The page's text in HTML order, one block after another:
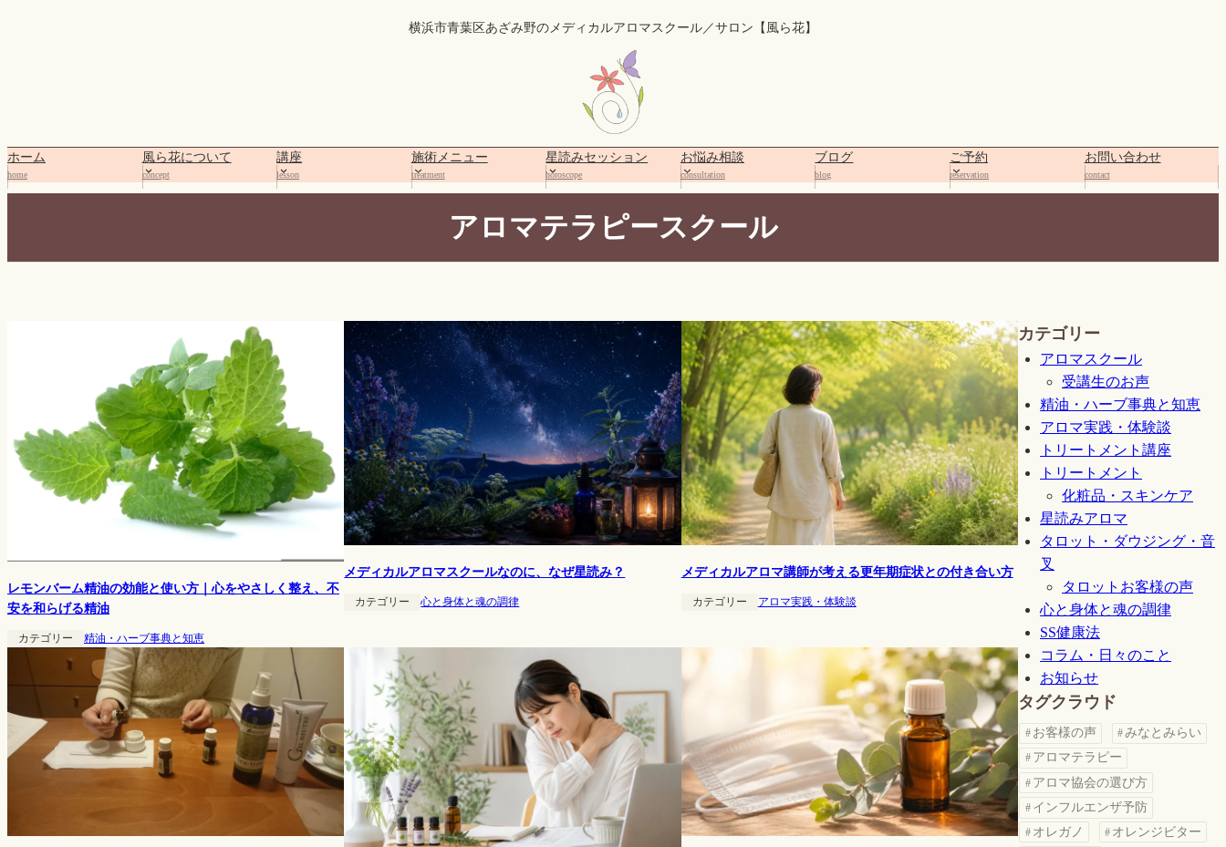
プ
横浜市青葉区あざみ野のメディカルアロマスクール／サロン【風ら花】
ホーム
home
風ら花について
concept
講座
lesson
施術メニュー
treatment
星読みセッション
horoscope
お悩み相談
consultation
ブログ
blog
ご予約
reservation
お問い合わせ
contact
アロマテラピースクール
レモンバーム精油の効能と使い方｜心をやさしく整え、不
安を和らげる精油
カテゴリー 精油・ハーブ事典と知恵
メディカルアロマスクールなのに、なぜ星読み？
カテゴリー 心と身体と魂の調律
メディカルアロマ講師が考える更年期症状との付き合い方
カテゴリー アロマ実践・体験談
カテゴリー
アロマスクール
受講生のお声
精油・ハーブ事典と知恵
アロマ実践・体験談
トリートメント講座
トリートメント
化粧品・スキンケア
星読みアロマ
タロット・ダウジング・音
叉
タロットお客様の声
心と身体と魂の調律
SS健康法
コラム・日々のこと
お知らせ
タグクラウド
お客様の声
みなとみらい
アロマテラピー
アロマ協会の選び方
インフルエンザ予防
オレガノ
オレンジビター